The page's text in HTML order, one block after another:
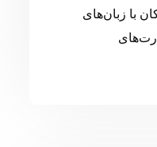
با زبان‌های